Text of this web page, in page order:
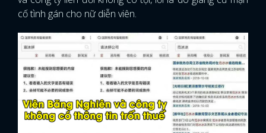
cố tình gán cho nữ diễn viên.